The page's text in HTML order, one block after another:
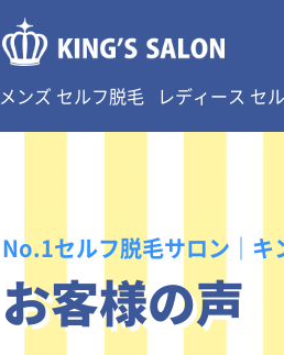
メンズ セルフ脱毛 レディース セ
No.1セルフ脱毛サロン｜キ
お客様の声